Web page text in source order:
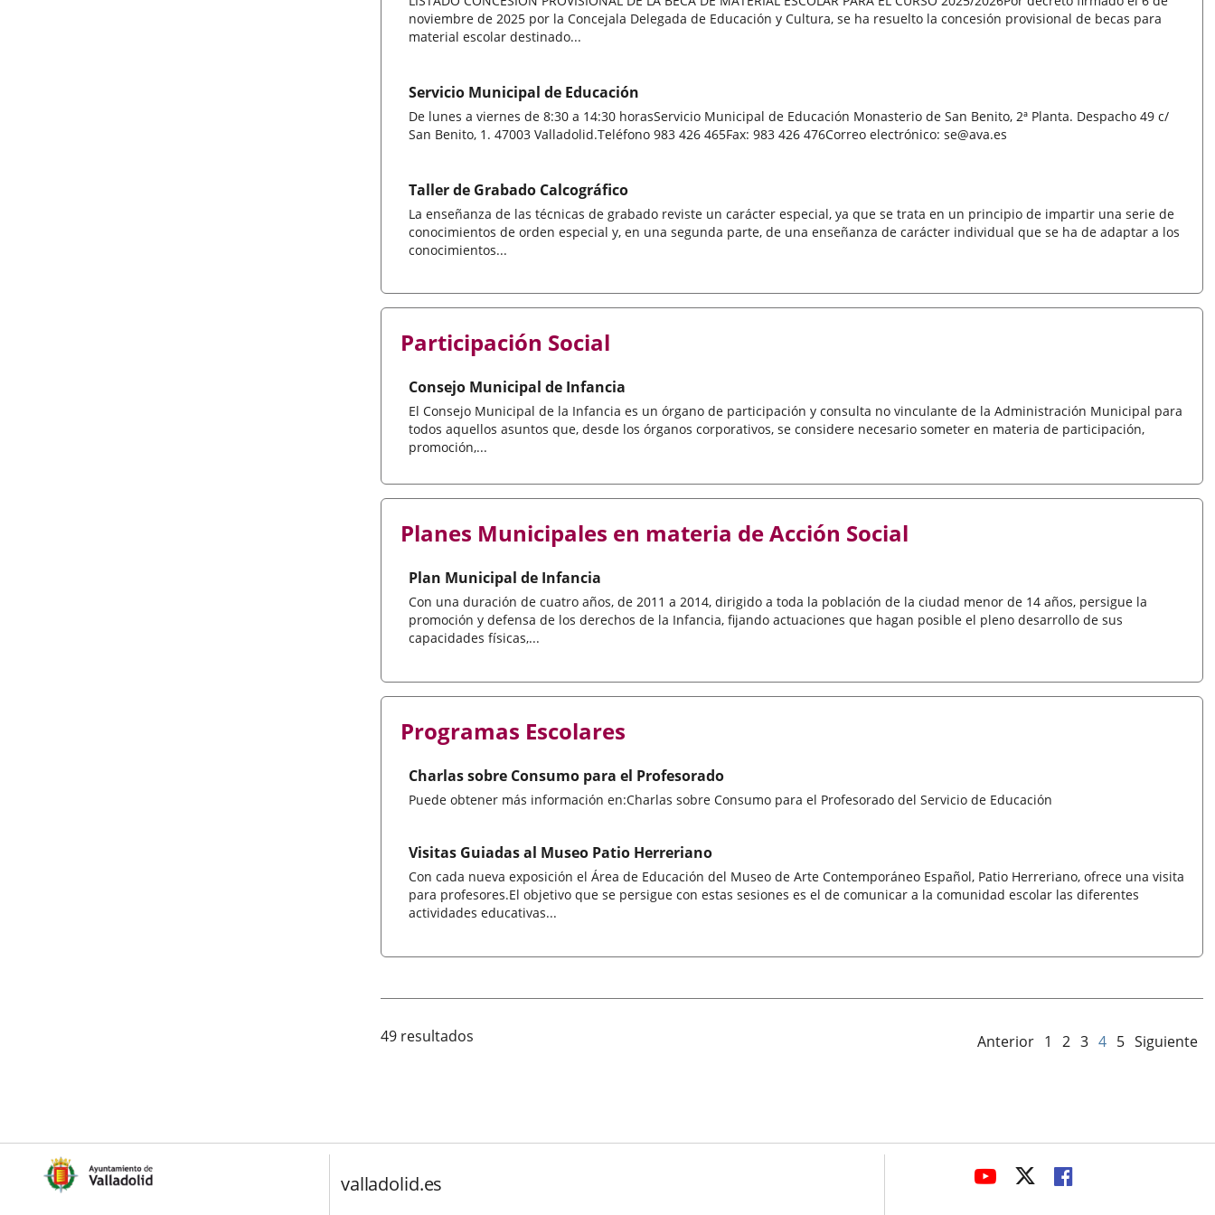
noviembre de 2025 por la Concejala Delegada de Educación y Cultura, se ha resuelto la concesión provisional de becas para
material escolar destinado...
Servicio Municipal de Educación
De lunes a viernes de 8:30 a 14:30 horasServicio Municipal de Educación Monasterio de San Benito, 2ª Planta. Despacho 49 c/
San Benito, 1. 47003 Valladolid.Teléfono 983 426 465Fax: 983 426 476Correo electrónico: se@ava.es
Taller de Grabado Calcográfico
La enseñanza de las técnicas de grabado reviste un carácter especial, ya que se trata en un principio de impartir una serie de
conocimientos de orden especial y, en una segunda parte, de una enseñanza de carácter individual que se ha de adaptar a los
conocimientos...
Participación Social
Consejo Municipal de Infancia
El Consejo Municipal de la Infancia es un órgano de participación y consulta no vinculante de la Administración Municipal para
todos aquellos asuntos que, desde los órganos corporativos, se considere necesario someter en materia de participación,
promoción,...
Planes Municipales en materia de Acción Social
Plan Municipal de Infancia
Con una duración de cuatro años, de 2011 a 2014, dirigido a toda la población de la ciudad menor de 14 años, persigue la
promoción y defensa de los derechos de la Infancia, fijando actuaciones que hagan posible el pleno desarrollo de sus
capacidades físicas,...
Programas Escolares
Charlas sobre Consumo para el Profesorado
Puede obtener más información en:Charlas sobre Consumo para el Profesorado del Servicio de Educación
Visitas Guiadas al Museo Patio Herreriano
Con cada nueva exposición el Área de Educación del Museo de Arte Contemporáneo Español, Patio Herreriano, ofrece una visita
para profesores.El objetivo que se persigue con estas sesiones es el de comunicar a la comunidad escolar las diferentes
actividades educativas...
49 resultados Anterior 1 2 3 4 5 Siguiente
valladolid.es
ENLACEENLACEENLACE